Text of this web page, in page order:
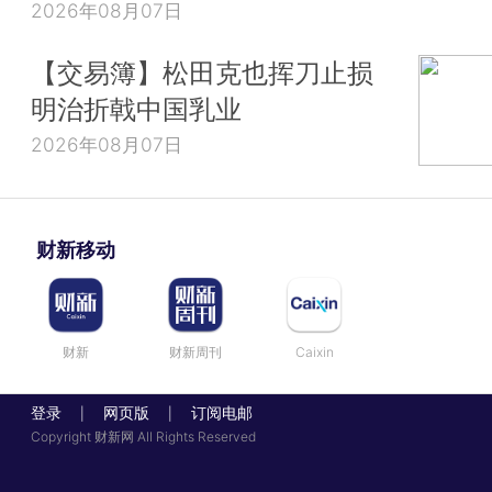
2026年08月07日
【交易簿】松田克也挥刀止损
明治折戟中国乳业
2026年08月07日
财新移动
财新 财新周刊 Caixin
登录 网页版 订阅电邮
Copyright 财新网 All Rights Reserved